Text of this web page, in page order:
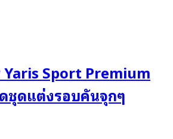
Yaris Sport Premium
ชุดแต่งรอบคันจุกๆ